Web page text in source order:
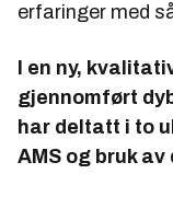
erfaringer med
I en ny,
gjennomført
har deltatt i to
AMS og bruk av